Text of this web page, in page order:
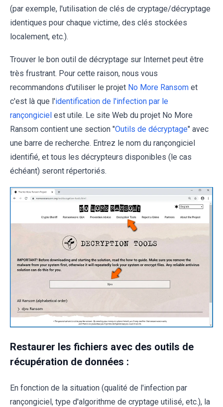
(par exemple, l'utilisation de clés de cryptage/décryptage
identiques pour chaque victime, des clés stockées
localement, etc.).
Trouver le bon outil de décryptage sur Internet peut être
très frustrant. Pour cette raison, nous vous
recommandons d'utiliser le projet No More Ransom et
c'est là que l'identification de l'infection par le
rançongiciel est utile. Le site Web du projet No More
Ransom contient une section "Outils de décryptage" avec
une barre de recherche. Entrez le nom du rançongiciel
identifié, et tous les décrypteurs disponibles (le cas
échéant) seront répertoriés.
Restaurer les fichiers avec des outils de
récupération de données :
En fonction de la situation (qualité de l'infection par
rançongiciel, type d'algorithme de cryptage utilisé, etc.), la